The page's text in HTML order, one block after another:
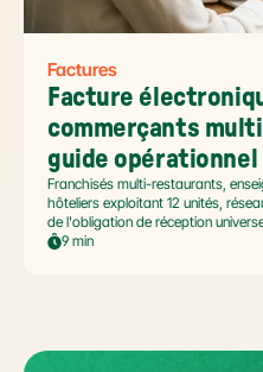
Factures
Facture
commerçants
guide opérationnel
Franchisés multi-restaurants,
hôteliers exploitant 12 unités,
de l'obligation de réception
commerçants multi-établissement
9 min